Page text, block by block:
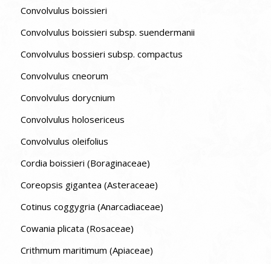
Convolvulus boissieri
Convolvulus boissieri subsp. suendermanii
Convolvulus bossieri subsp. compactus
Convolvulus cneorum
Convolvulus dorycnium
Convolvulus holosericeus
Convolvulus oleifolius
Cordia boissieri (Boraginaceae)
Coreopsis gigantea (Asteraceae)
Cotinus coggygria (Anarcadiaceae)
Cowania plicata (Rosaceae)
Crithmum maritimum (Apiaceae)